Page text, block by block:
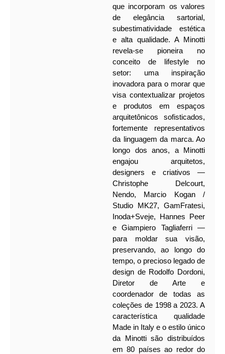
que incorporam os valores
de elegância sartorial,
subestimatividade estética
e alta qualidade. A Minotti
revela-se pioneira no
conceito de lifestyle no
setor: uma inspiração
inovadora para o morar que
visa contextualizar projetos
e produtos em espaços
arquitetônicos sofisticados,
fortemente representativos
da linguagem da marca. Ao
longo dos anos, a Minotti
engajou arquitetos,
designers e criativos —
Christophe Delcourt,
Nendo, Marcio Kogan /
Studio MK27, GamFratesi,
Inoda+Sveje, Hannes Peer
e Giampiero Tagliaferri —
para moldar sua visão,
preservando, ao longo do
tempo, o precioso legado de
design de Rodolfo Dordoni,
Diretor de Arte e
coordenador de todas as
coleções de 1998 a 2023. A
característica qualidade
Made in Italy e o estilo único
da Minotti são distribuídos
em 80 países ao redor do